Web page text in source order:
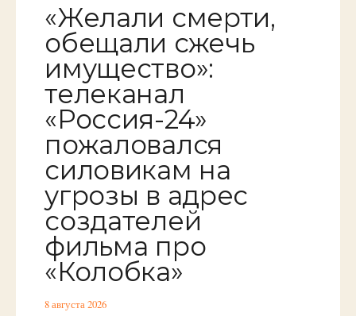
«Желали смерти,
обещали сжечь
имущество»:
телеканал
«Россия-24»
пожаловался
силовикам на
угрозы в адрес
создателей
фильма про
«Колобка»
8 августа 2026